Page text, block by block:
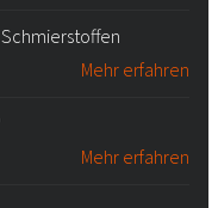
Schmierstoffen
Mehr erfahren
Mehr erfahren